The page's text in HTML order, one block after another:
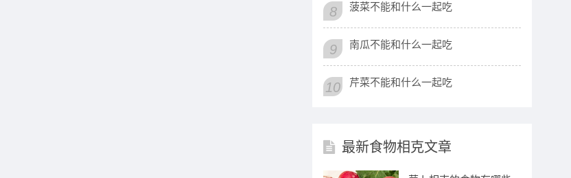
8 菠菜不能和什么一起吃
9 南瓜不能和什么一起吃
10 芹菜不能和什么一起吃
最新食物相克文章